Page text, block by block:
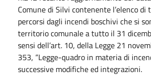
Comune di Silvi contenente l’elenco
percorsi dagli incendi boschivi che si
territorio comunale a tutto il 31
sensi dell’art. 10, della Legge 21
353, “Legge-quadro in materia di
successive modifiche ed integrazioni.